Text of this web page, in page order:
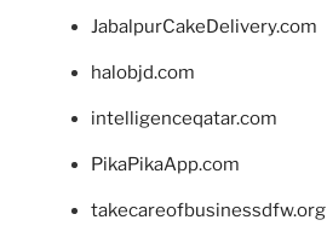
JabalpurCakeDelivery.com
halobjd.com
intelligenceqatar.com
PikaPikaApp.com
takecareofbusinessdfw.org